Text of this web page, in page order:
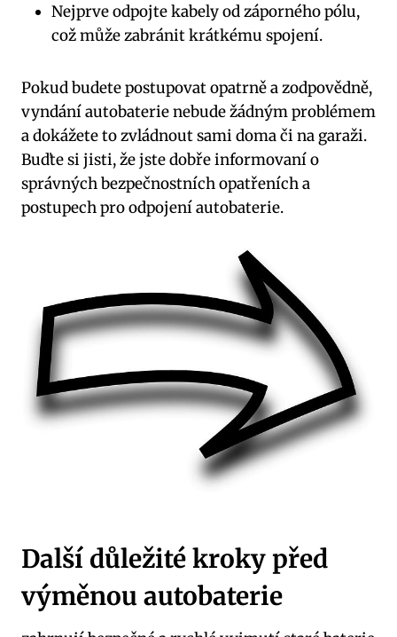
Nejprve odpojte kabely od záporného pólu,
což může zabránit krátkému spojení.
Pokud budete postupovat opatrně a zodpovědně,
vyndání autobaterie nebude žádným problémem
a dokážete to zvládnout sami doma či na garaži.
Buďte si jisti, že jste dobře informovaní o
správných bezpečnostních opatřeních a
postupech pro odpojení autobaterie.
Další důležité kroky před
výměnou autobaterie